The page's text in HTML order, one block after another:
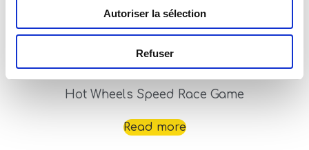
Autoriser la sélection
Refuser
Hot Wheels Speed Race Game
Read more